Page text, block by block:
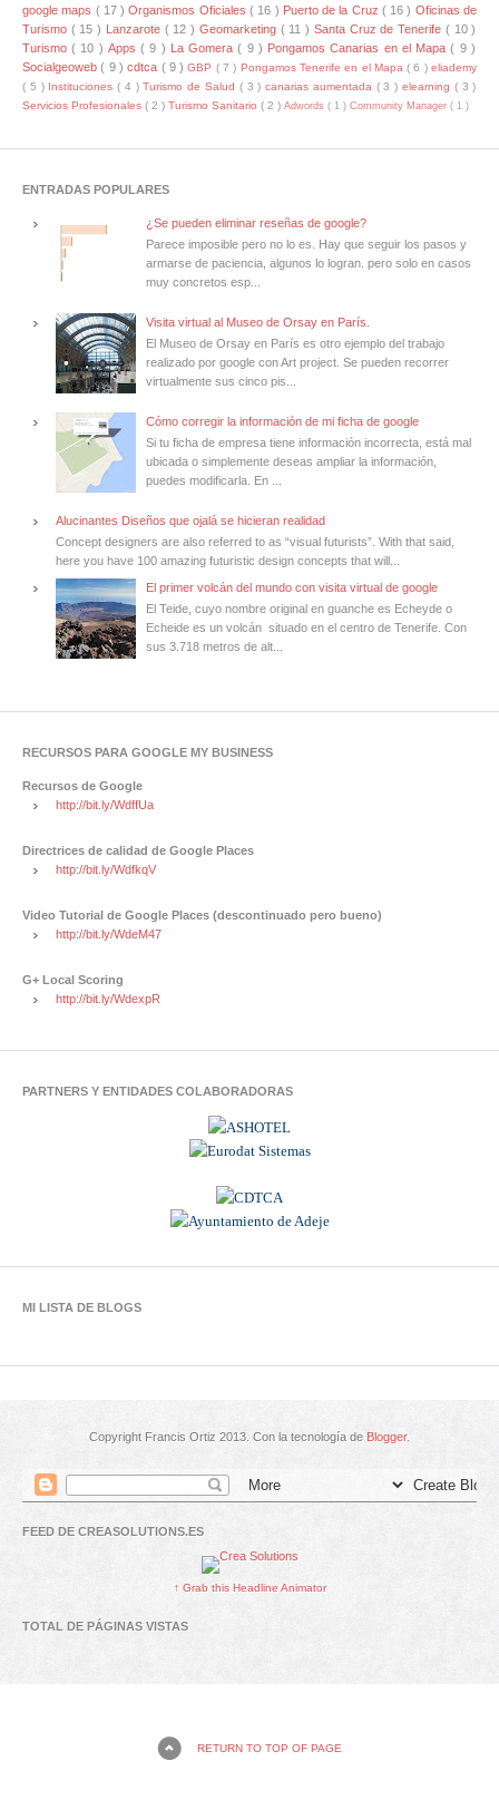
google maps ( 17 )Organismos Oficiales ( 16 ) Puerto de la Cruz ( 16 ) Oficinas de
Turismo ( 15 ) Lanzarote ( 12 ) Geomarketing ( 11 ) Santa Cruz de Tenerife ( 10 )
Turismo( 10 ) Apps( 9 ) La Gomera( 9 ) Pongamos Canarias en el Mapa( 9 )
Socialgeoweb( 9 )cdtca ( 9 )GBP ( 7 ) Pongamos Tenerife en el Mapa( 6 )eliademy
( 5 ) Instituciones( 4 )Turismo de Salud ( 3 )canarias aumentada ( 3 ) elearning ( 3 )
Servicios Profesionales ( 2 ) Turismo Sanitario ( 2 ) Adwords ( 1 ) Community Manager ( 1 )
ENTRADAS POPULARES
¿Se pueden eliminar reseñas de google?
Parece imposible pero no lo es. Hay que seguir los pasos y
armarse de paciencia, algunos lo logran. pero solo en casos
muy concretos esp...
Visita virtual al Museo de Orsay en París.
El Museo de Orsay en París es otro ejemplo del trabajo
realizado por google con Art project. Se pueden recorrer
virtualmente sus cinco pis...
Cómo corregir la información de mi ficha de google
Si tu ficha de empresa tiene información incorrecta, está mal
ubicada o simplemente deseas ampliar la información,
puedes modificarla. En ...
Alucinantes Diseños que ojalá se hicieran realidad
Concept designers are also referred to as “visual futurists”. With that said,
here you have 100 amazing futuristic design concepts that will...
El primer volcán del mundo con visita virtual de google
El Teide, cuyo nombre original en guanche es Echeyde o
Echeide es un volcán situado en el centro de Tenerife. Con
sus 3.718 metros de alt...
RECURSOS PARA GOOGLE MY BUSINESS
Recursos de Google
http://bit.ly/WdffUa
Directrices de calidad de Google Places
http://bit.ly/WdfkqV
Video Tutorial de Google Places (descontinuado pero bueno)
http://bit.ly/WdeM47
G+ Local Scoring
http://bit.ly/WdexpR
PARTNERS Y ENTIDADES COLABORADORAS
MI LISTA DE BLOGS
Copyright Francis Ortiz 2013. Con la tecnología de Blogger.
FEED DE CREASOLUTIONS.ES
↑ Grab this Headline Animator
TOTAL DE PÁGINAS VISTAS
RETURN TO TOP OF PAGE